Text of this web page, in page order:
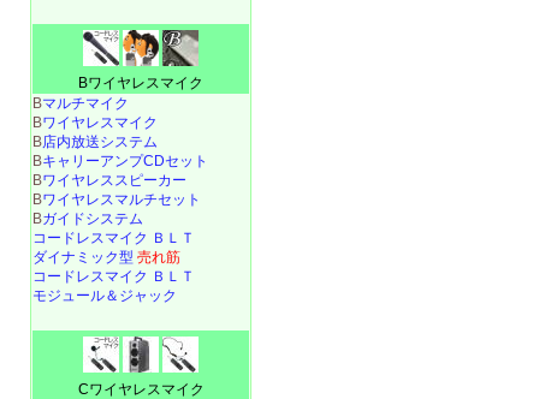
Bワイヤレスマイク
Bマルチマイク
Bワイヤレスマイク
B店内放送システム
BキャリーアンプCDセット
Bワイヤレススピーカー
Bワイヤレスマルチセット
Bガイドシステム
コードレスマイク ＢＬＴ
ダイナミック型 売れ筋
コードレスマイク ＢＬＴ
モジュール＆ジャック
Cワイヤレスマイク